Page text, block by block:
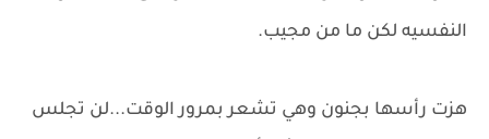
النفسيه لكن ما من مجيب.
هزت رأسها بجنون وهي تشعر بمرور الوقت...لن تجلس